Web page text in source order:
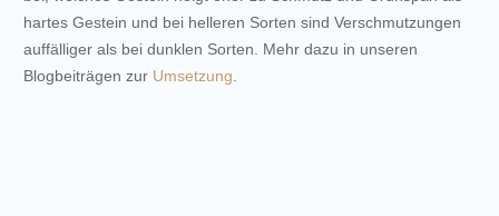
hartes Gestein und bei helleren Sorten sind Verschmutzungen
auffälliger als bei dunklen Sorten. Mehr dazu in unseren
Blogbeiträgen zur Umsetzung